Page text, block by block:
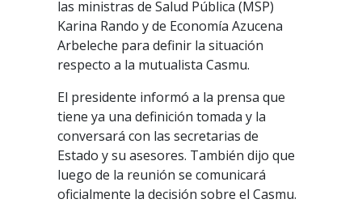
las ministras de Salud Pública (MSP)
Karina Rando y de Economía Azucena
Arbeleche para definir la situación
respecto a la mutualista Casmu.
El presidente informó a la prensa que
tiene ya una definición tomada y la
conversará con las secretarias de
Estado y su asesores. También dijo que
luego de la reunión se comunicará
oficialmente la decisión sobre el Casmu.